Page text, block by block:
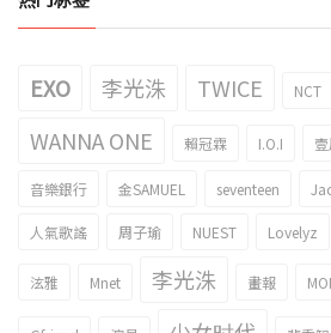
EXO 李光洙 TWICE NCT
WANNA ONE 賴冠霖 I.O.I
音樂銀行 金SAMUEL seventeen
人氣歌謠 周子瑜 NUEST Lovelyz
泫雅 Mnet 李光洙 畫報